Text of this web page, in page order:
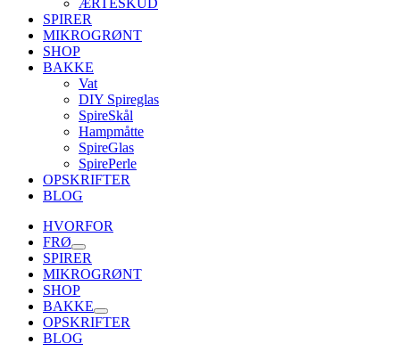
ÆRTESKUD
SPIRER
MIKROGRØNT
SHOP
BAKKE
Vat
DIY Spireglas
SpireSkål
Hampmåtte
SpireGlas
SpirePerle
OPSKRIFTER
BLOG
HVORFOR
FRØ
SPIRER
MIKROGRØNT
SHOP
BAKKE
OPSKRIFTER
BLOG